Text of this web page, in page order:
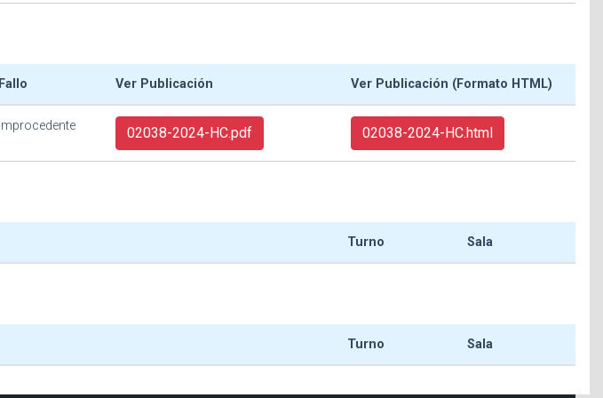
Fallo Ver Publicación Ver Publicación (Formato HTML)
Improcedente 02038-2024-HC.pdf 02038-2024-HC.html
Turno Sala
Turno Sala